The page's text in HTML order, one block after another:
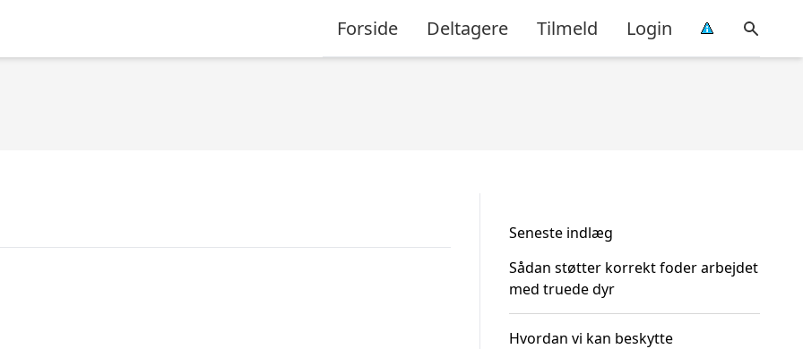
Forside Deltagere Tilmeld Login
Seneste indlæg
Sådan støtter korrekt foder arbejdet
med truede dyr
Hvordan vi kan beskytte